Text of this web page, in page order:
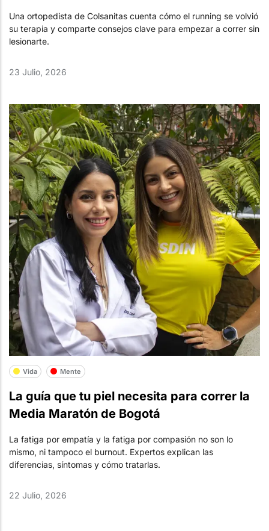
Una ortopedista de Colsanitas cuenta cómo el running se volvió
su terapia y comparte consejos clave para empezar a correr sin
lesionarte.
23 Julio, 2026
Vida Mente
La guía que tu piel necesita para correr la
Media Maratón de Bogotá
La fatiga por empatía y la fatiga por compasión no son lo
mismo, ni tampoco el burnout. Expertos explican las
diferencias, síntomas y cómo tratarlas.
22 Julio, 2026